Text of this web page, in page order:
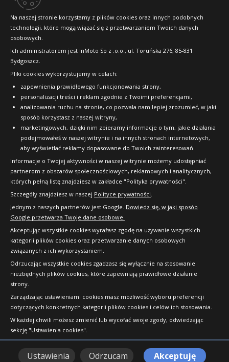
Na naszej stronie korzystamy z plików cookies oraz innych podobnych
technologii, które mogą wiązać się z przetwarzaniem Twoich danych
osobowych.
Ich administratorem jest InMoto Sp z .o.o., ul. Toruńska 276, 85-831
Bydgoszcz.
Pliki cookies wykorzystujemy w celach:
zapewnienia prawidłowego funkcjonowania strony,
personalizacji treści i reklam zgodnie z Twoimi preferencjami,
analizowania ruchu na stronie, co pozwala nam lepiej zrozumieć, w jaki
sposób korzystasz z naszej witryny,
marketingowych, dzięki nim zbieramy informacje o tym, jakie działania
podejmowałeś w naszej witrynie i na innych stronach internetowych,
aby wyświetlać reklamy dopasowane do Twoich zainteresowań.
Informacje o Twojej aktywności w naszej witrynie możemy udostępniać
partnerom z obszarów społecznościowych, reklamowych i analitycznych,
których pełną listę znajdziesz w zakładce "Polityka prywatności".
Szczegóły znajdziesz w naszej Polityce prywatności.
Jednym z naszych partnerów jest Google. Dowiedz się, w jaki sposób
Google przetwarza Twoje dane osobowe.
Akceptując wszystkie cookies wyrażasz zgodę na używanie wszystkich
kategorii plików cookies oraz przetwarzanie danych osobowych
związanych z ich wykorzystaniem.
Odrzucając wszystkie cookies zgadzasz się wyłącznie na stosowanie
niezbędnych plików cookies, które zapewniają prawidłowe działanie
strony.
Zarządzając ustawieniami cookies masz możliwość wyboru preferencji
dotyczących konkretnych kategorii plików cookies i celów ich stosowania.
W każdej chwili możesz zmienić lub wycofać swoje zgody, odwiedzając
sekcję "Ustawienia cookies".
Ustawienia Odrzucam Akceptuję
Raty
FAQ
OFICJALNY PARTNER
Copyright © 2010-2026 24opony.pl. Wszelkie
prawa zastrzeżone.